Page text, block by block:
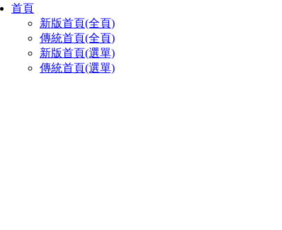
首頁
新版首頁(全頁)
傳統首頁(全頁)
新版首頁(選單)
傳統首頁(選單)